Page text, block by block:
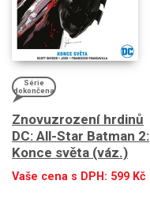
Série
dokončena
Znovuzrození hrdinů
DC: All-Star Batman 2:
Konce světa (váz.)
Vaše cena s DPH: 599 Kč